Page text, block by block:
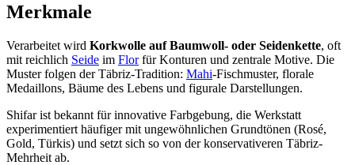
Merkmale
Verarbeitet wird Korkwolle auf Baumwoll- oder Seidenkette, oft
mit reichlich Seide im Florfür Konturen und zentrale Motive. Die
Muster folgen der Täbriz-Tradition: Mahi-Fischmuster, florale
Medaillons, Bäume des Lebens und figurale Darstellungen.
Shifar ist bekannt für innovative Farbgebung, die Werkstatt
experimentiert häufiger mit ungewöhnlichen Grundtönen (Rosé,
Gold, Türkis) und setzt sich so von der konservativeren Täbriz-
Mehrheit ab.